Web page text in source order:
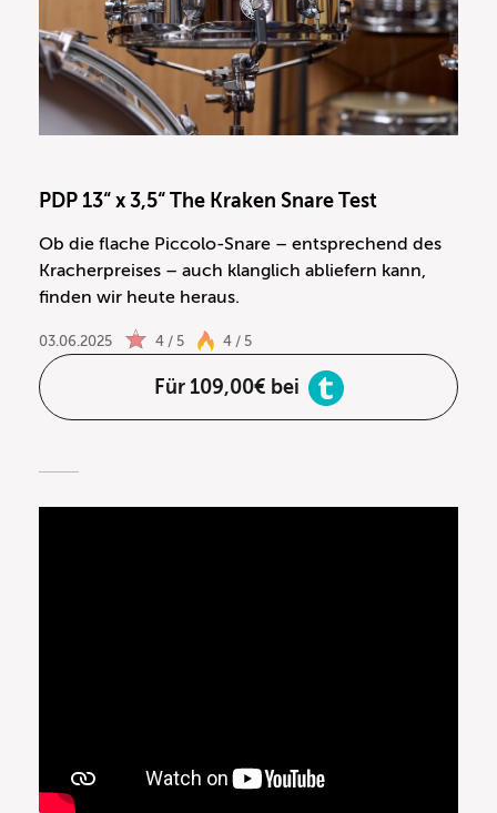
PDP 13“ x 3,5“ The Kraken Snare Test
Ob die flache Piccolo-Snare – entsprechend des
Kracherpreises – auch klanglich abliefern kann,
finden wir heute heraus.
03.06.2025 4 / 5 4 / 5
Für 109,00€ bei